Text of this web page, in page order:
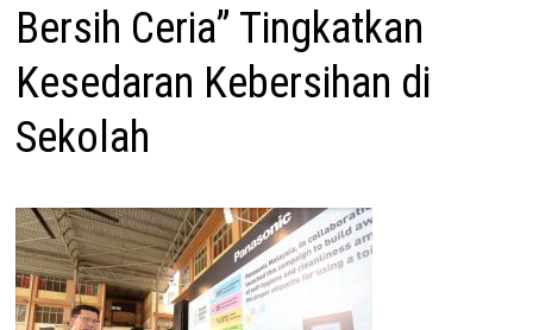
Bersih Ceria” Tingkatkan
Kesedaran Kebersihan di
Sekolah